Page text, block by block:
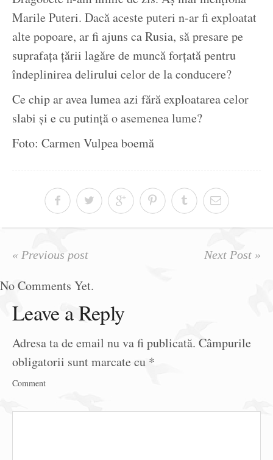
Marile Puteri. Dacă aceste puteri n-ar fi exploatat
alte popoare, ar fi ajuns ca Rusia, să presare pe
suprafața țării lagăre de muncă forțată pentru
îndeplinirea delirului celor de la conducere?
Ce chip ar avea lumea azi fără exploatarea celor
slabi și e cu putință o asemenea lume?
Foto: Carmen Vulpea boemă
« Previous post Next Post »
No Comments Yet.
Leave a Reply
Adresa ta de email nu va fi publicată. Câmpurile
obligatorii sunt marcate cu *
Comment